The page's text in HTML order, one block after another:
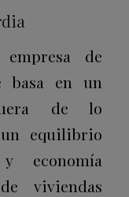
de
basa en un
de lo
equilibrio
economía
viviendas